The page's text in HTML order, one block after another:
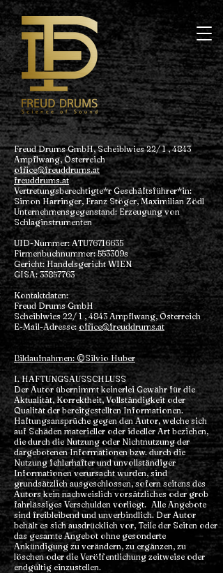
Freud Drums GmbH, Scheiblwies 22/ 1 , 4843
Ampflwang, Österreich
office@freuddrums.at
freuddrums.at
Vertretungsberechtigte*r Geschäftsführer*in:
Simon Harringer, Franz Stöger, Maximilian Zödl
Unternehmensgegenstand: Erzeugung von
Schlaginstrumenten
UID-Nummer: ATU76716635
Firmenbuchnummer: 553309s
Gericht: Handelsgericht WIEN
GISA:33857763
Kontaktdaten:
Freud Drums GmbH
Scheiblwies 22/ 1 , 4843 Ampflwang, Österreich
E-Mail-Adresse: office@freuddrums.at
Bildaufnahmen: ©Silvio Huber
I. HAFTUNGSAUSSCHLUSS
Der Autor übernimmt keinerlei Gewähr für die
Aktualität, Korrektheit, Vollständigkeit oder
Qualität der bereitgestellten Informationen.
Haftungsansprüche gegen den Autor, welche sich
auf Schäden materieller oder ideeller Art beziehen,
die durch die Nutzung oder Nichtnutzung der
dargebotenen Informationen bzw. durch die
Nutzung fehlerhafter und unvollständiger
Informationen verursacht wurden, sind
grundsätzlich ausgeschlossen, sofern seitens des
Autors kein nachweislich vorsätzliches oder grob
fahrlässiges Verschulden vorliegt. Alle Angebote
sind freibleibend und unverbindlich. Der Autor
behält es sich ausdrücklich vor, Teile der Seiten oder
das gesamte Angebot ohne gesonderte
Ankündigung zu verändern, zu ergänzen, zu
löschen oder die Veröffentlichung zeitweise oder
endgültig einzustellen.